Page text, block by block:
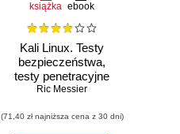
książka ebook
Kali Linux. Testy
bezpieczeństwa,
testy penetracyjne
i etyczne
Wydanie II
Ric Messier
(71,40 zł najniższa cena z 30 dni)